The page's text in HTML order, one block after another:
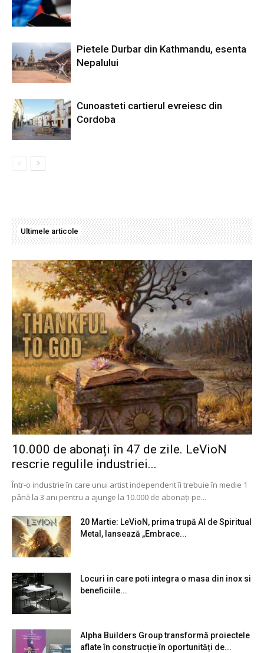
Pietele Durbar din Kathmandu, esenta
Nepalului
Cunoasteti cartierul evreiesc din
Cordoba
Ultimele articole
10.000 de abonați în 47 de zile. LeVioN
rescrie regulile industriei...
Într-o industrie în care unui artist independent îi trebuie în medie 1
până la 3 ani pentru a ajunge la 10.000 de abonați pe...
20 Martie: LeVioN, prima trupă AI de Spiritual
Metal, lansează „Embrace...
Locuri in care poti integra o masa din inox si
beneficiile...
Alpha Builders Group transformă proiectele
aflate în construcție în oportunități de...